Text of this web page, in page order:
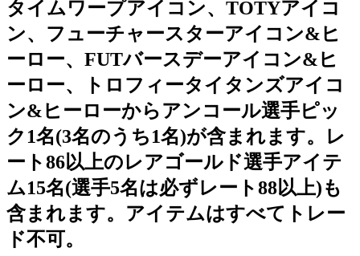
タイムワープアイコン、TOTYアイコ
ン、フューチャースターアイコン&ヒ
ーロー、FUTバースデーアイコン&ヒ
ーロー、トロフィータイタンズアイコ
ン&ヒーローからアンコール選手ピッ
ク1名(3名のうち1名)が含まれます。レ
ート86以上のレアゴールド選手アイテ
ム15名(選手5名は必ずレート88以上)も
含まれます。アイテムはすべてトレー
ド不可。